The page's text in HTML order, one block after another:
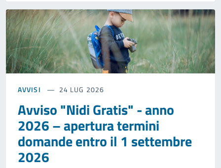
AVVISI 24 LUG 2026
Avviso "Nidi Gratis" - anno
2026 – apertura termini
domande entro il 1 settembre
2026